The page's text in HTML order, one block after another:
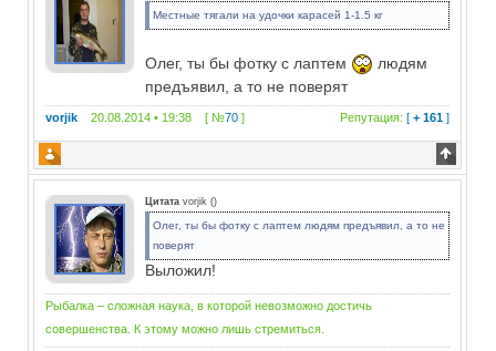
Местные тягали на удочки карасей 1-1.5 кг
Олег, ты бы фотку с лаптем
людям
предъявил, а то не поверят
vorjik 20.08.2014 • 19:38 [ №70 ] Репутация: [+ 161 ]
Цитата vorjik ()
Олег, ты бы фотку с лаптем людям предъявил, а то не
поверят
Выложил!
Рыбалка – сложная наука, в которой невозможно достичь
совершенства. К этому можно лишь стремиться.